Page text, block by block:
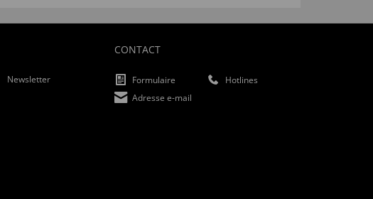
Newsletter
CONTACT
Formulaire
Hotlines
Adresse e-mail